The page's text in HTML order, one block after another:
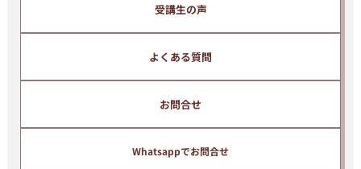
受講生の声
よくある質問
お問合せ
Whatsappでお問合せ